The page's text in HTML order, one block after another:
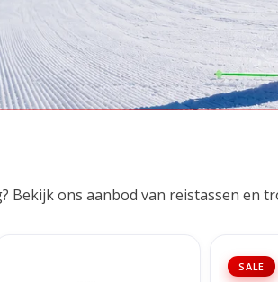
Bekijk ons aanbod van reistassen en
SALE
D_b_